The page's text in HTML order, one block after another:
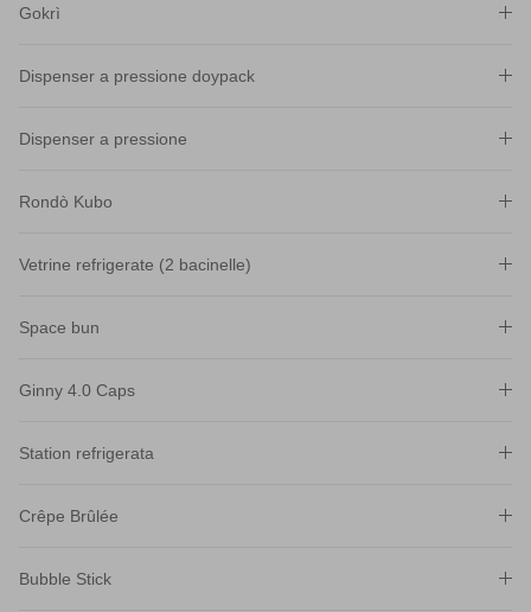
Gokrì
Dispenser a pressione doypack
Dispenser a pressione
Rondò Kubo
Vetrine refrigerate (2 bacinelle)
Space bun
Ginny 4.0 Caps
Station refrigerata
Crêpe Brûlée
Bubble Stick